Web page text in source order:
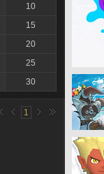
10
15
20
25
30
1